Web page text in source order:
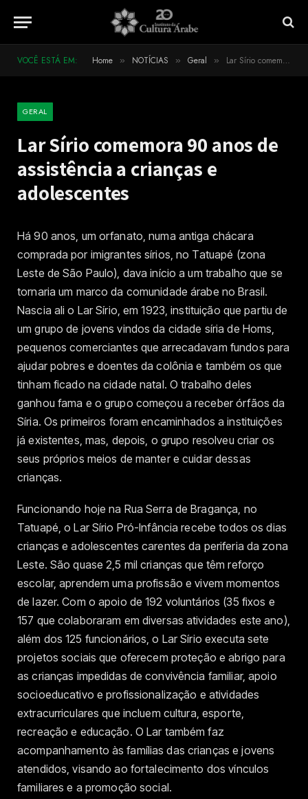
VOCÊ ESTÁ EM: Home » NOTÍCIAS » Geral » Lar Sírio comemora 90 anos de assistência a crianças e adolescentes
GERAL
Lar Sírio comemora 90 anos de
assistência a crianças e
adolescentes
Há 90 anos, um orfanato, numa antiga chácara
comprada por imigrantes sírios, no Tatuapé (zona
Leste de São Paulo), dava início a um trabalho que se
tornaria um marco da comunidade árabe no Brasil.
Nascia ali o Lar Sírio, em 1923, instituição que partiu de
um grupo de jovens vindos da cidade síria de Homs,
pequenos comerciantes que arrecadavam fundos para
ajudar pobres e doentes da colônia e também os que
tinham ficado na cidade natal. O trabalho deles
ganhou fama e o grupo começou a receber órfãos da
Síria. Os primeiros foram encaminhados a instituições
já existentes, mas, depois, o grupo resolveu criar os
seus próprios meios de manter e cuidar dessas
crianças.
Funcionando hoje na Rua Serra de Bragança, no
Tatuapé, o Lar Sírio Pró-Infância recebe todos os dias
crianças e adolescentes carentes da periferia da zona
Leste. São quase 2,5 mil crianças que têm reforço
escolar, aprendem uma profissão e vivem momentos
de lazer. Com o apoio de 192 voluntários (35 fixos e
157 que colaboraram em diversas atividades este ano),
além dos 125 funcionários, o Lar Sírio executa sete
projetos sociais que oferecem proteção e abrigo para
as crianças impedidas de convivência familiar, apoio
socioeducativo e profissionalização e atividades
extracurriculares que incluem cultura, esporte,
recreação e educação. O Lar também faz
acompanhamento às famílias das crianças e jovens
atendidos, visando ao fortalecimento dos vínculos
familiares e a promoção social.